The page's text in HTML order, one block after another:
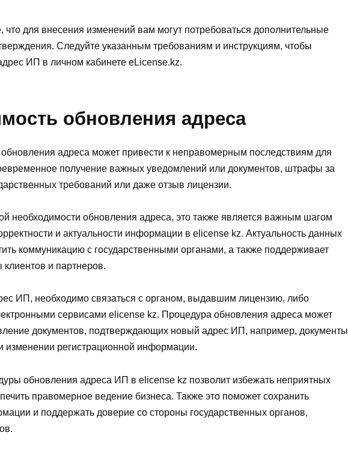
что для внесения изменений вам могут потребоваться дополнительные
Следуйте указанным требованиям и инструкциям, чтобы
ИП в личном кабинете eLicense.kz.
обновления адреса
адреса может привести к неправомерным последствиям для
получение важных уведомлений или документов, штрафы за
требований или даже отзыв лицензии.
необходимости обновления адреса, это также является важным шагом
и актуальности информации в elicense kz. Актуальность данных
коммуникацию с государственными органами, а также поддерживает
и партнеров.
ИП, необходимо связаться с органом, выдавшим лицензию, либо
сервисами elicense kz. Процедура обновления адреса может
документов, подтверждающих новый адрес ИП, например, документы
изменении регистрационной информации.
обновления адреса ИП в elicense kz позволит избежать неприятных
правомерное ведение бизнеса. Также это поможет сохранить
и поддержать доверие со стороны государственных органов,